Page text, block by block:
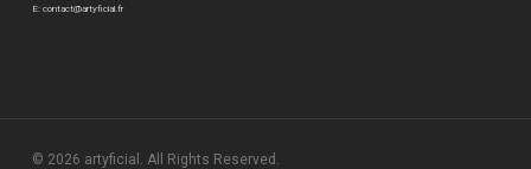
E: contact@artyficial.fr
© 2026 artyficial. All Rights Reserved.